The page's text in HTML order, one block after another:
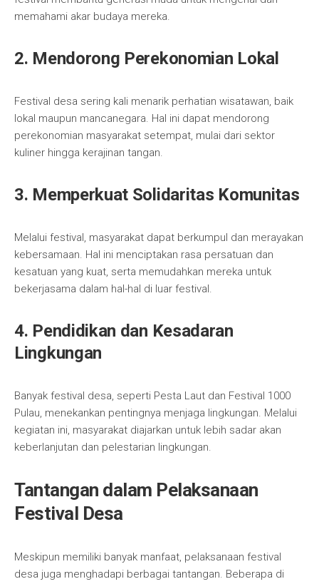
memahami akar budaya mereka.
2. Mendorong Perekonomian Lokal
Festival desa sering kali menarik perhatian wisatawan, baik
lokal maupun mancanegara. Hal ini dapat mendorong
perekonomian masyarakat setempat, mulai dari sektor
kuliner hingga kerajinan tangan.
3. Memperkuat Solidaritas Komunitas
Melalui festival, masyarakat dapat berkumpul dan merayakan
kebersamaan. Hal ini menciptakan rasa persatuan dan
kesatuan yang kuat, serta memudahkan mereka untuk
bekerjasama dalam hal-hal di luar festival.
4. Pendidikan dan Kesadaran
Lingkungan
Banyak festival desa, seperti Pesta Laut dan Festival 1000
Pulau, menekankan pentingnya menjaga lingkungan. Melalui
kegiatan ini, masyarakat diajarkan untuk lebih sadar akan
keberlanjutan dan pelestarian lingkungan.
Tantangan dalam Pelaksanaan
Festival Desa
Meskipun memiliki banyak manfaat, pelaksanaan festival
desa juga menghadapi berbagai tantangan. Beberapa di